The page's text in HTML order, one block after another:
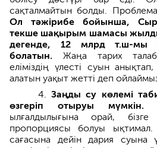
сақталмайтын болды.
Ол тәжірибе бойынша,
текше шақырым шамасы
дегенде, 12 млрд т.ш-мы
болатын. Жаңа тарих
еліміздің үлесті суын
алатын уақыт жетті деп
4.Заңды су көлемі
өзгеріп отыруы мүмкін.
ылғалдылығына орай,
пропорциясы болуы
сағасына дейін дария суына